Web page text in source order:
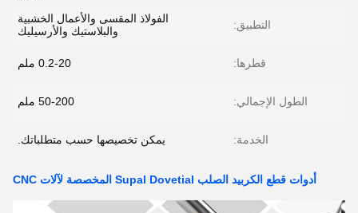
التطبيق:
الفولاذ المقسى والأعمال الخشبية
والبلاستيك والأرسيليك
قطرها: 0.2-20 ملم
الطول الإجمالي: 50-200 ملم
الخدمة: يمكن تخصيصها حسب متطلباتك.
أدوات قطع الكربيد الصلب Supal Dovetial المخصصة لآلات CNC